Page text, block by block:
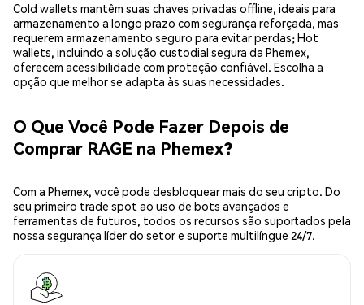
Cold wallets mantêm suas chaves privadas offline, ideais para
armazenamento a longo prazo com segurança reforçada, mas
requerem armazenamento seguro para evitar perdas; Hot
wallets, incluindo a solução custodial segura da Phemex,
oferecem acessibilidade com proteção confiável. Escolha a
opção que melhor se adapta às suas necessidades.
O Que Você Pode Fazer Depois de
Comprar RAGE na Phemex?
Com a Phemex, você pode desbloquear mais do seu cripto. Do
seu primeiro trade spot ao uso de bots avançados e
ferramentas de futuros, todos os recursos são suportados pela
nossa segurança líder do setor e suporte multilíngue 24/7.